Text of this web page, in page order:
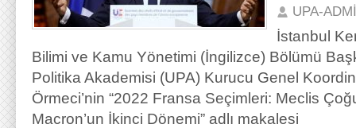
UPA-
İstanbul
Bilimi ve Kamu Yönetimi (İngilizce) Bölümü
Politika Akademisi (UPA) Kurucu Genel
Örmeci’nin “2022 Fransa Seçimleri: Meclis
Macron’un İkinci Dönemi” adlı makalesi